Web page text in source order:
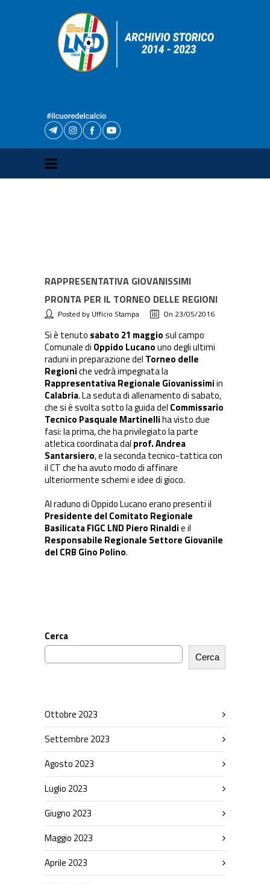
RAPPRESENTATIVA GIOVANISSIMI
PRONTA PER IL TORNEO DELLE REGIONI
Posted by Ufficio Stampa On 23/05/2016
Si è tenuto sabato 21 maggiosul campo
Comunale di Oppido Lucanouno degli ultimi
raduni in preparazione del Torneo delle
Regioniche vedrà impegnata la
Rappresentativa Regionale Giovanissimiin
Calabria. La seduta di allenamento di sabato,
che si è svolta sotto la guida del Commissario
Tecnico Pasquale Martinelliha visto due
fasi: la prima, che ha privilegiato la parte
atletica coordinata dal prof. Andrea
Santarsiero, e la seconda tecnico-tattica con
il CT che ha avuto modo di affinare
ulteriormente schemi e idee di gioco.
Al raduno di Oppido Lucano erano presenti il
Presidente del Comitato Regionale
Basilicata FIGC LND Piero Rinaldie il
Responsabile Regionale Settore Giovanile
del CRB Gino Polino.
Cerca
Cerca
Ottobre 2023
Settembre 2023
Agosto 2023
Luglio 2023
Giugno 2023
Maggio 2023
Aprile 2023